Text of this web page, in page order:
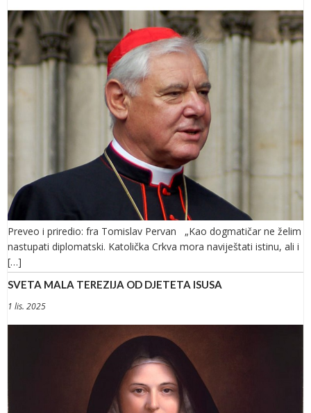
Preveo i priredio: fra Tomislav Pervan „Kao dogmatičar ne želim
nastupati diplomatski. Katolička Crkva mora naviještati istinu, ali i
[…]
SVETA MALA TEREZIJA OD DJETETA ISUSA
1 lis. 2025